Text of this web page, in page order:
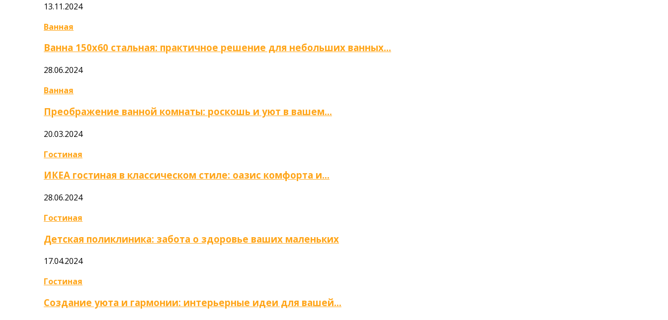
13.11.2024
Ванная
Ванна 150х60 стальная: практичное решение для небольших ванных…
28.06.2024
Ванная
Преображение ванной комнаты: роскошь и уют в вашем…
20.03.2024
Гостиная
ИКЕА гостиная в классическом стиле: оазис комфорта и…
28.06.2024
Гостиная
Детская поликлиника: забота о здоровье ваших маленьких
17.04.2024
Гостиная
Создание уюта и гармонии: интерьерные идеи для вашей…